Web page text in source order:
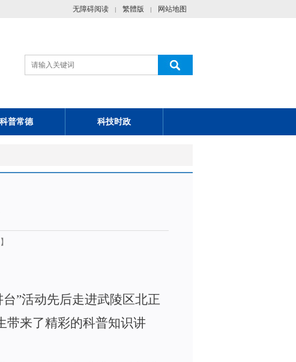
无障碍阅读 | 繁體版 | 网站地图
科普常德 科技时政
】
台”活动先后走进武陵区北正
带来了精彩的科普知识讲